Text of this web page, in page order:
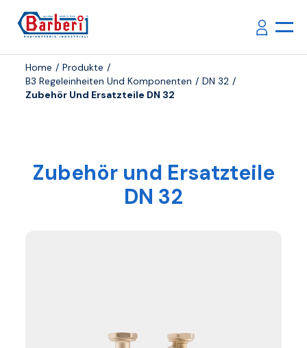
Home
Produkte
B3 Regeleinheiten Und Komponenten
DN 32
Zubehör Und Ersatzteile DN 32
Zubehör und Ersatzteile
DN 32